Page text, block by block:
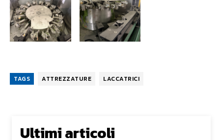
TAGS ATTREZZATURE LACCATRICI
Ultimi articoli